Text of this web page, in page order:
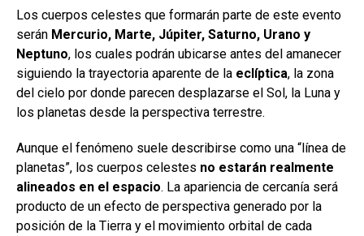
Los cuerpos celestes que formarán parte de este evento
serán Mercurio, Marte, Júpiter, Saturno, Urano y
Neptuno, los cuales podrán ubicarse antes del amanecer
siguiendo la trayectoria aparente de la eclíptica, la zona
del cielo por donde parecen desplazarse el Sol, la Luna y
los planetas desde la perspectiva terrestre.
Aunque el fenómeno suele describirse como una “línea de
planetas”, los cuerpos celestes no estarán realmente
alineados en el espacio. La apariencia de cercanía será
producto de un efecto de perspectiva generado por la
posición de la Tierra y el movimiento orbital de cada